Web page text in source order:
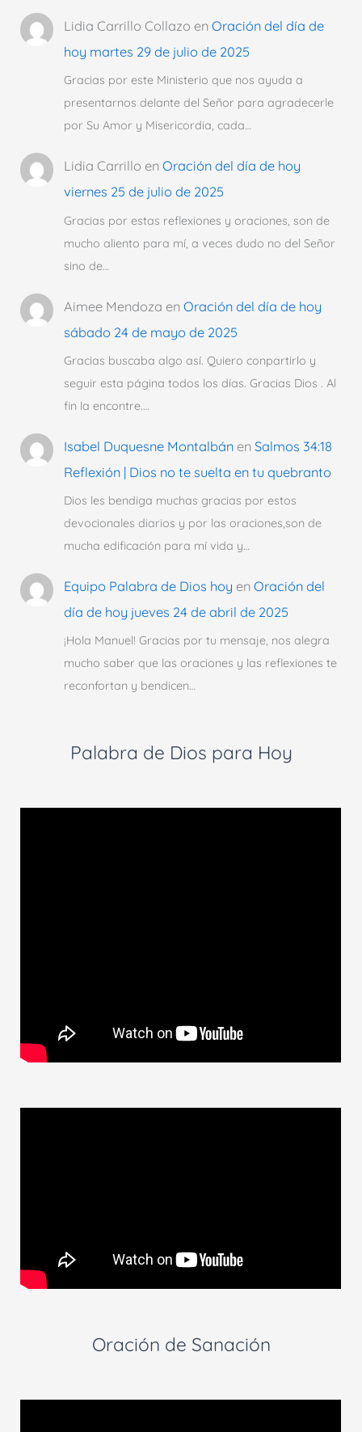
Lidia Carrillo Collazo en Oración del día de
hoy martes 29 de julio de 2025
Gracias por este Ministerio que nos ayuda a
presentarnos delante del Señor para agradecerle
por Su Amor y Misericordia, cada…
Lidia Carrillo en Oración del día de hoy
viernes 25 de julio de 2025
Gracias por estas reflexiones y oraciones, son de
mucho aliento para mí, a veces dudo no del Señor
sino de…
Aimee Mendoza en Oración del día de hoy
sábado 24 de mayo de 2025
Gracias buscaba algo así. Quiero conpartirlo y
seguir esta página todos los días. Gracias Dios . Al
fin la encontre.…
Isabel Duquesne Montalbánen Salmos 34:18
Reflexión | Dios no te suelta en tu quebranto
Dios les bendiga muchas gracias por estos
devocionales diarios y por las oraciones,son de
mucha edificación para mí vida y…
Equipo Palabra de Dios hoy en Oración del
día de hoy jueves 24 de abril de 2025
¡Hola Manuel! Gracias por tu mensaje, nos alegra
mucho saber que las oraciones y las reflexiones te
reconfortan y bendicen…
Palabra de Dios para Hoy
Oración de Sanación